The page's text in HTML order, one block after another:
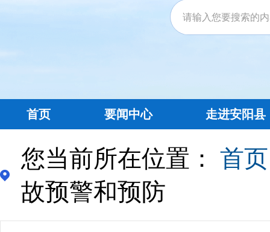
首页 要闻中心 走进安阳县
您当前所在位置： 首页
故预警和预防